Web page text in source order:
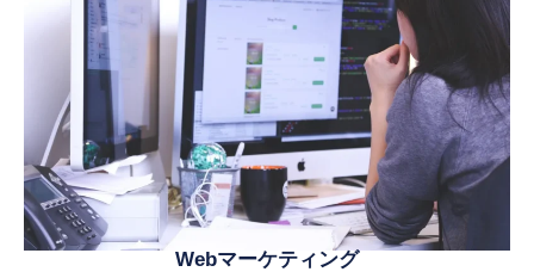
Webマーケティング